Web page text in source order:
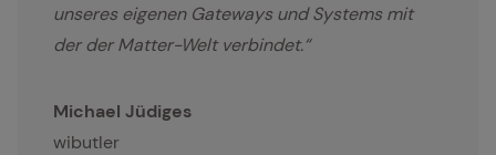
unseres eigenen Gateways und Systems mit
der der Matter-Welt verbindet.“
Michael Jüdiges
wibutler